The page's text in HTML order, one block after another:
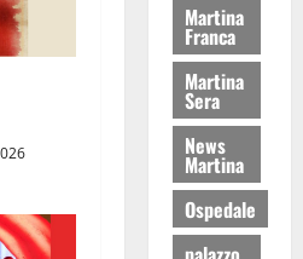
Martina
Franca
Martina
Sera
News
Martina
Ospedale